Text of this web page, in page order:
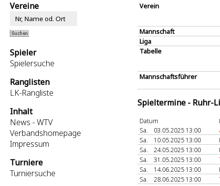
Vereine
Spieler
Spielersuche
Ranglisten
LK-Rangliste
Inhalt
News - WTV
Verbandshomepage
Impressum
Turniere
Turniersuche
Verein
Mannschaft
Liga
Tabelle
Mannschaftsführer
Spieltermine - Ruhr-
Datum
Sa.
03.05.2025 13:00
Sa.
10.05.2025 13:00
Sa.
24.05.2025 13:00
Sa.
31.05.2025 13:00
Sa.
14.06.2025 13:00
Sa.
28.06.2025 13:00